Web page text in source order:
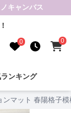
キャンバス
0 0
ランキング
ンマット 春陽格子